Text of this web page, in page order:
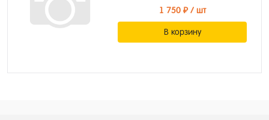
1 750 ₽/ шт
В корзину